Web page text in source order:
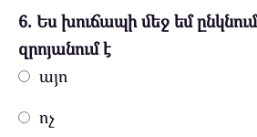
6. Ես խուճապի մեջ եմ
զրոյանում է
այո
ոչ